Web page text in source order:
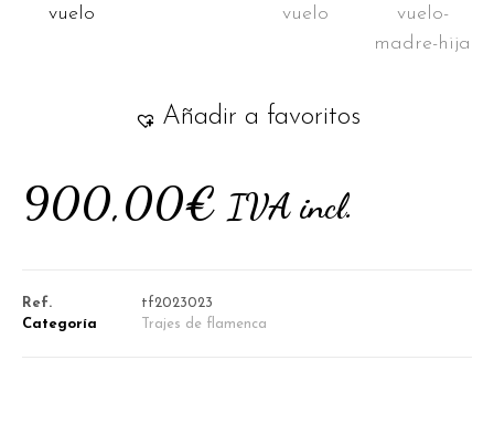
900,00€ IVA incl.
Ref.
tf2023023
Categoría
Trajes de flamenca
Añadir a favoritos